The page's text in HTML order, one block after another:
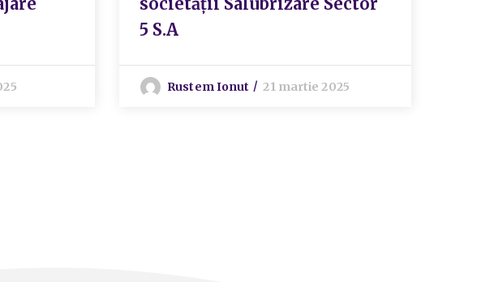
5 S.A
Rustem Ionut 21 martie 2025